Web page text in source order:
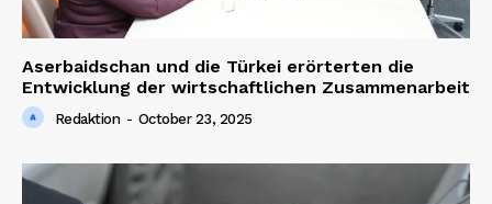
Aserbaidschan und die Türkei erörterten die
Entwicklung der wirtschaftlichen Zusammenarbeit
Redaktion - October 23, 2025